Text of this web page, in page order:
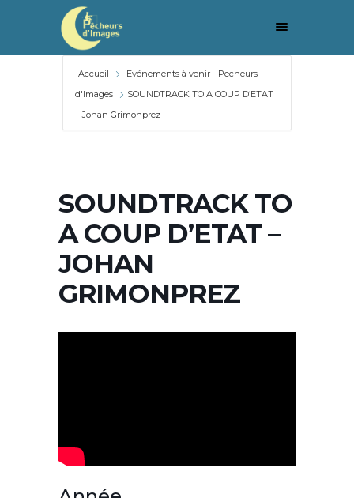
Accueil
Evénements à venir - Pecheurs
d'Images
SOUNDTRACK TO A COUP D’ETAT
– Johan Grimonprez
SOUNDTRACK TO
A COUP D’ETAT –
JOHAN
GRIMONPREZ